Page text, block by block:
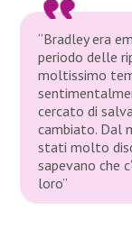
“Bradley era
periodo delle
moltissimo
cercato di
cambiato. Dal
stati molto
sapevano che
loro”